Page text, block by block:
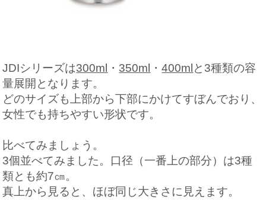
JDIシリーズは300ml ・ 350ml ・400ml と3種類の容
量展開となります。
どのサイズも上部から下部にかけてすぼんでおり、
女性でも持ちやすい形状です。
比べてみましょう。
3個並べてみました。口径（一番上の部分）は3種
類とも約7㎝。
真上から見ると、ほぼ同じ大きさに見えます。